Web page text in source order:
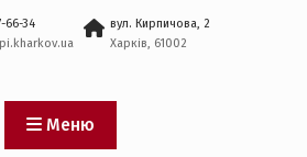
Сил України
обговорили
українсько-
66-34
вул. Кирпичова, 2
Харків, 61002
Меню